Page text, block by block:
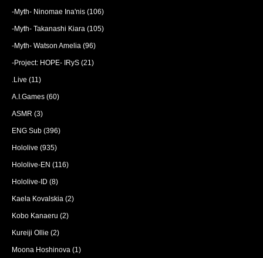
-Myth- Ninomae Ina'nis (106)
-Myth- Takanashi Kiara (105)
-Myth- Watson Amelia (96)
-Project: HOPE- IRyS (21)
.Live (11)
A.I.Games (60)
ASMR (3)
ENG Sub (396)
Hololive (935)
Hololive-EN (116)
Hololive-ID (8)
Kaela Kovalskia (2)
Kobo Kanaeru (2)
Kureiji Ollie (2)
Moona Hoshinova (1)